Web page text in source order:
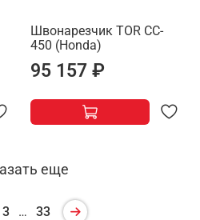
Швонарезчик TOR CC-
450 (Honda)
95 157 ₽
еще
3 … 33